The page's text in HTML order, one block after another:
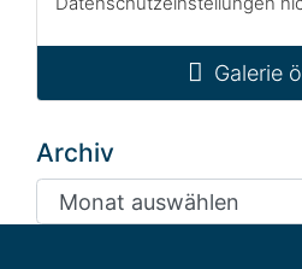
Galerie
Archiv
Archiv